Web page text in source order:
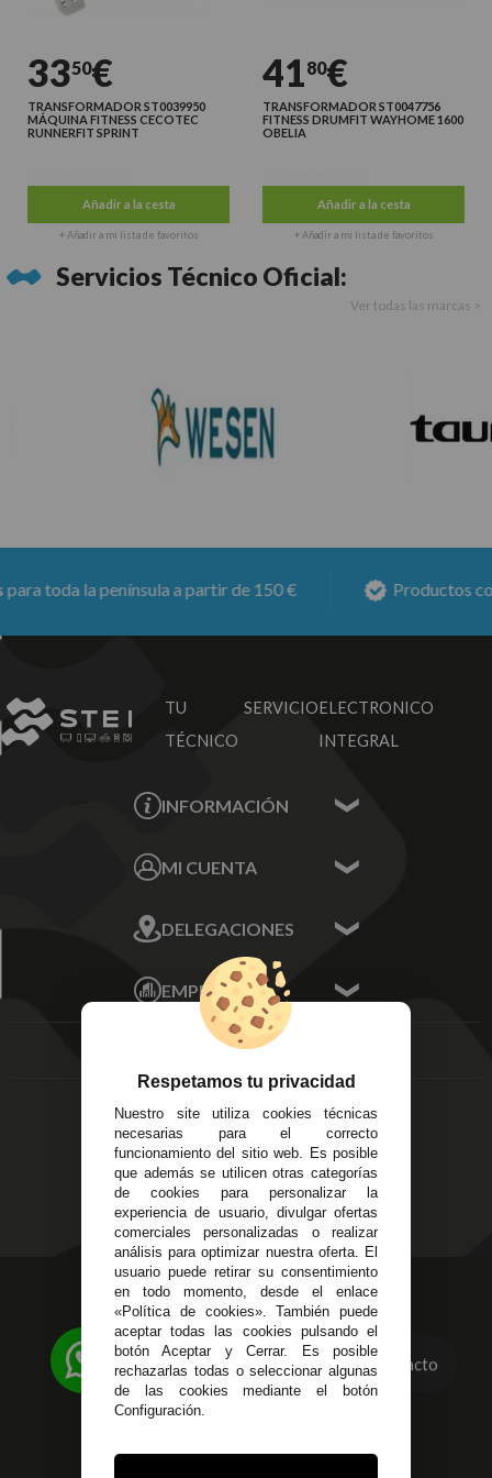
3350€
TRANSFORMADOR ST0039950
MÁQUINA FITNESS CECOTEC
RUNNERFIT SPRINT
Añadir a la cesta
+ Añadir a mi lista de favoritos
4180€
TRANSFORMADOR ST0047756
FITNESS DRUMFIT WAYHOME 1600
OBELIA
Añadir a la cesta
+ Añadir a mi lista de favoritos
Servicios Técnico Oficial:
Ver todas las marcas >
toda la península a partir de 150 € Productos con
TU SERVICIO
TÉCNICO
ELECTRONICO
INTEGRAL
INFORMACIÓN
Sobre nosotros
MI CUENTA
Mis Direcciones
Mis Pedidos
Mis favoritos
FAQ's
DELEGACIONES
Écija - Sevilla
Av. Plaza de Toros.
Local 3
Córdoba
14
Alzira - Valencia
C/ Esplugues, 135
EMPRESA
Aviso Legal
Devoluciones
Política de Privacidad
Pago Seguro
Terminos y
Condiciones Generales
Políticas de Cookies
623 23 31 98
Atendemos Whatsapp
955 44 45 43/955 44 45 44
info@steielectronica.com
Avenida Plaza de Toros,
Contacto
Respetamos tu privacidad
Nuestro site utiliza cookies técnicas
necesarias para el correcto
funcionamiento del sitio web. Es posible
que además se utilicen otras categorías
de cookies para personalizar la
experiencia de usuario, divulgar ofertas
comerciales personalizadas o realizar
análisis para optimizar nuestra oferta. El
usuario puede retirar su consentimiento
en todo momento, desde el enlace
«Política de cookies». También puede
aceptar todas las cookies pulsando el
botón Aceptar y Cerrar. Es posible
rechazarlas todas o seleccionar algunas
de las cookies mediante el botón
Configuración.